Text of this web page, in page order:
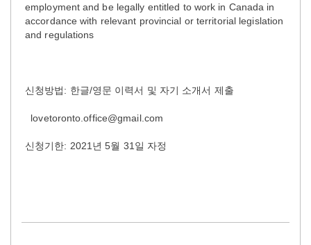
employment and be legally entitled to work in Canada in
accordance with relevant provincial or territorial legislation
and regulations
신청방법: 한글/영문 이력서 및 자기 소개서 제출
lovetoronto.office@gmail.com
신청기한: 2021년 5월 31일 자정